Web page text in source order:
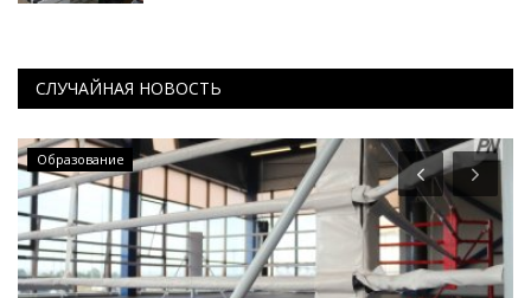
СЛУЧАЙНАЯ НОВОСТЬ
Образование